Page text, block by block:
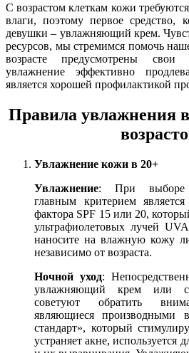
С возрастом клеткам кожи
влаги, поэтому первое средство,
девушки – увлажняющий крем.
ресурсов, мы стремимся помочь
возрасте предусмотрены свои
увлажнение эффективно
является хорошей профилактикой
Правила увлажнения в
Увлажнение кожи в 20+
Увлажнение: При выборе
главным критерием
фактора SPF 15 или 20,
ультрафиолетовых лучей
наносите на влажную кожу
независимо от возраста.
Ночной уход:
увлажняющий крем или
советуют обратить
являющиеся производными
стандарт», который
устраняет акне,